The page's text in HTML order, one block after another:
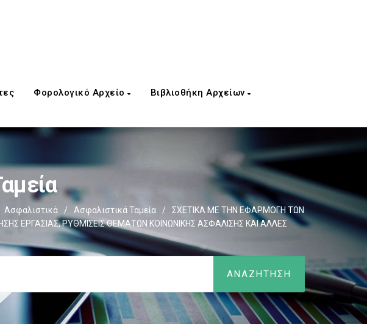
Φορολογικό Αρχείο Βιβλιοθήκη Αρχείων
Ασφαλιστικά / Ασφαλιστικά Ταμεία /
ΣΧΕΤΙΚΑ ΜΕ ΤΗΝ ΕΦΑΡΜΟΓΗ ΤΩΝ
ΡΥΘΜΙΣΕΙΣ ΘΕΜΑΤΩΝ ΚΟΙΝΩΝΙΚΗΣ ΑΣΦΑΛΙΣΗΣ ΚΑΙ ΑΛΛΕΣ